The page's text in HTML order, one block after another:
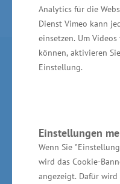
Analytics für die
Dienst Vimeo kann
einsetzen. Um
können, aktivieren
Einstellung.
Einstellungen
Wenn Sie
wird das Cookie-
angezeigt. Dafür
Partner im
Ministerium für
Invest in MV -
Landes MV
BioCon